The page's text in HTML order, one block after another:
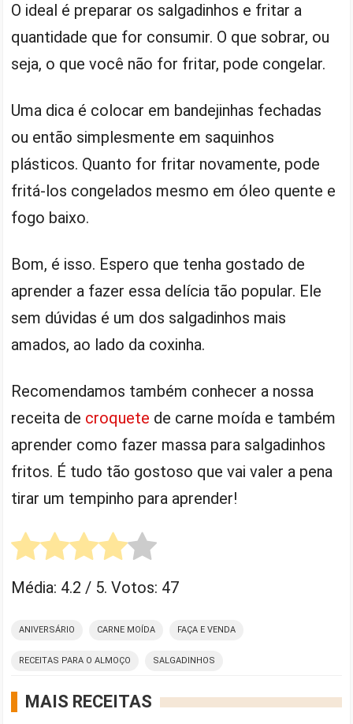
O ideal é preparar os salgadinhos e fritar a
quantidade que for consumir. O que sobrar, ou
seja, o que você não for fritar, pode congelar.
Uma dica é colocar em bandejinhas fechadas
ou então simplesmente em saquinhos
plásticos. Quanto for fritar novamente, pode
fritá-los congelados mesmo em óleo quente e
fogo baixo.
Bom, é isso. Espero que tenha gostado de
aprender a fazer essa delícia tão popular. Ele
sem dúvidas é um dos salgadinhos mais
amados, ao lado da coxinha.
Recomendamos também conhecer a nossa
receita de croquete de carne moída e também
aprender como fazer massa para salgadinhos
fritos. É tudo tão gostoso que vai valer a pena
tirar um tempinho para aprender!
Média: 4.2 / 5. Votos: 47
ANIVERSÁRIO CARNE MOÍDA FAÇA E VENDA
RECEITAS PARA O ALMOÇO SALGADINHOS
MAIS RECEITAS